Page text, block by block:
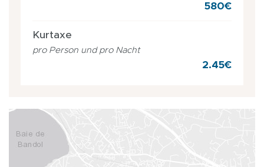
580€
Kurtaxe
pro Person und pro Nacht
2.45€